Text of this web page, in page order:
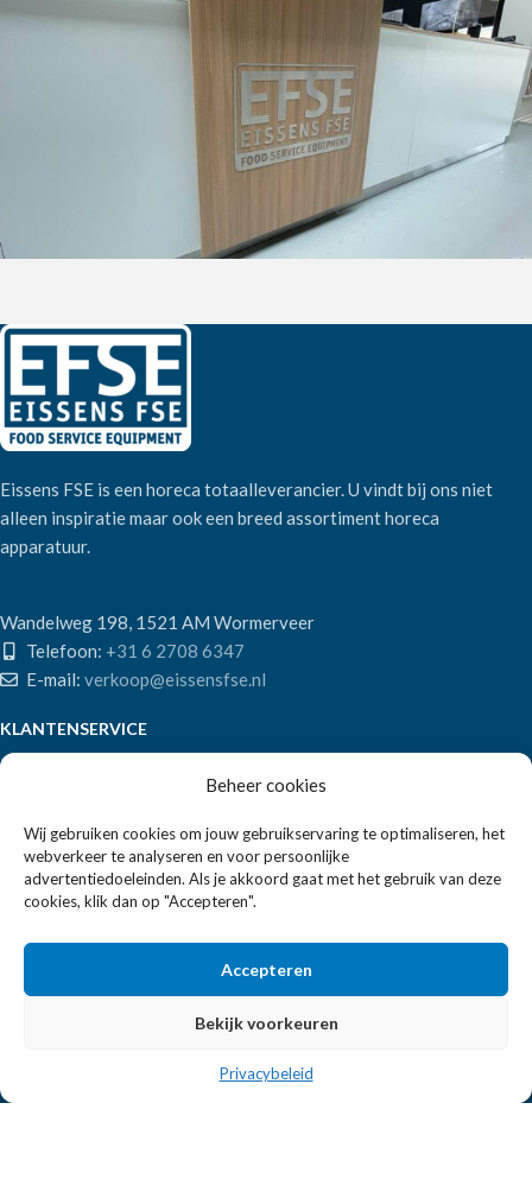
Beheer cookies
Wij gebruiken cookies om jouw gebruikservaring te optimaliseren, het
webverkeer te analyseren en voor persoonlijke
advertentiedoeleinden. Als je akkoord gaat met het gebruik van deze
cookies, klik dan op "Accepteren".
Accepteren
Bekijk voorkeuren
Privacybeleid
Eissens FSE is een horeca totaalleverancier. U vindt bij ons niet
alleen inspiratie maar ook een breed assortiment horeca
apparatuur.
Wandelweg 198, 1521 AM Wormerveer
Telefoon: +31 6 2708 6347
E-mail: verkoop@eissensfse.nl
KLANTENSERVICE
Betaalmethoden
Verzenden en retourneren
Algemene voorwaarden
POPULAIRE MERKEN
APS Germany
EISSENS FSE 2BEFRESH